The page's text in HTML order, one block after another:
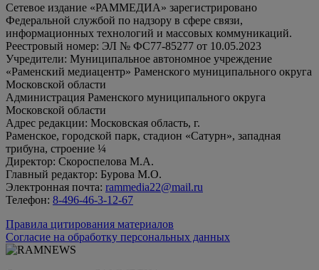
Сетевое издание «РАММЕДИА» зарегистрировано
Федеральной службой по надзору в сфере связи,
информационных технологий и массовых коммуникаций.
Реестровый номер: ЭЛ № ФС77-85277 от 10.05.2023
Учредители: Муниципальное автономное учреждение
«Раменский медиацентр» Раменского муниципального округа
Московской области
Администрация Раменского муниципального округа
Московской области
Адрес редакции: Московская область, г.
Раменское, городской парк, стадион «Сатурн», западная
трибуна, строение ¼
Директор: Скороспелова М.А.
Главный редактор: Бурова М.О.
Электронная почта: rammedia22@mail.ru
Телефон: 8-496-46-3-12-67
Правила цитирования материалов
Согласие на обработку персональных данных